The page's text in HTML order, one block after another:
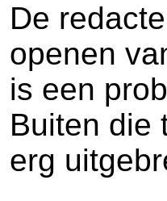
De
openen
is een
Buiten die
erg